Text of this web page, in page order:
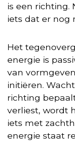
is een richting.
iets dat er nog
Het
energie is
van
initiëren.
richting
verliest, wordt
iets met
energie staat